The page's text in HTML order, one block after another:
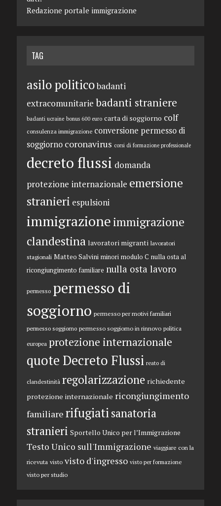
Redazione portale immigrazione
TAG
asilo politicobadanti
extracomunitarie badanti straniere
badanti ucraine bonus 600 euro carta di soggiorno colf
consulenza immigrazione conversione permesso di
soggiorno coronavirus corsi di formazione professionale
decreto flussi domanda
protezione internazionale emersione
stranieri espulsioni
immigrazioneimmigrazione
clandestina lavoratori migranti lavoratori
stagionali Matteo Salvini minori modulo C nulla osta al
ricongiungimento familiare nulla osta lavoro
permesso permesso di
soggiorno permesso per motivi familiari
permesso soggiorno permesso soggiorno in rinnovo politica
europea protezione internazionale
quote Decreto Flussi reato di
clandestinità regolarizzazione richiedente
protezione internazionale ricongiungimento
familiare rifugiatisanatoria
stranieri Sportello Unico per l’Immigrazione
Testo Unico sull'Immigrazione viaggiare con la
ricevuta visto visto d'ingresso visto per formazione
visto per studio